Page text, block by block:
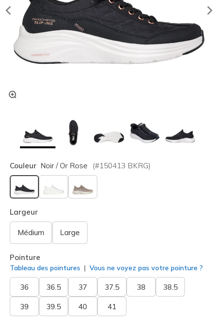
Couleur Noir / Or Rose (#150413 BKRG)
sélectionné
Largeur
Médium Large
Pointure
Tableau des pointures Vous ne voyez pas votre pointure ?
36 36.5 37 37.5 38 38.5
39 39.5 40 41